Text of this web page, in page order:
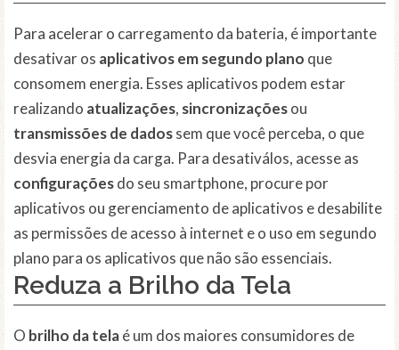
Para acelerar o carregamento da bateria, é importante
desativar os aplicativos em segundo plano que
consomem energia. Esses aplicativos podem estar
realizando atualizações, sincronizaçõesou
transmissões de dadossem que você perceba, o que
desvia energia da carga. Para desativálos, acesse as
configuraçõesdo seu smartphone, procure por
aplicativos ou gerenciamento de aplicativos e desabilite
as permissões de acesso à internet e o uso em segundo
plano para os aplicativos que não são essenciais.
Reduza a Brilho da Tela
O brilho da telaé um dos maiores consumidores de